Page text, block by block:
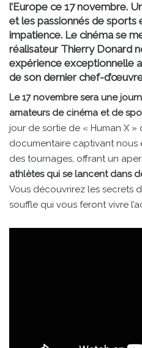
l’Europe ce 17 novembre.
et les passionnés de
impatience. Le cinéma se
réalisateur Thierry Donard
expérience exceptionnelle
de son dernier chef-
Le 17 novembre sera une
amateurs de cinéma et de
jour de sortie de « Human X »
documentaire captivant nous
des tournages, offrant un
athlètes qui se lancent dans
Vous découvrirez les secrets
souffle qui vous feront vivre